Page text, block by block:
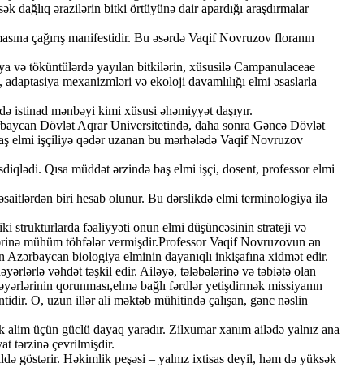
dağlıq ərazilərin bitki örtüyünə dair apardığı araşdırmalar
çağırış manifestidir. Bu əsərdə Vaqif Novruzov floranın
və töküntülərdə yayılan bitkilərin, xüsusilə Campanulaceae
mexanizmləri və ekoloji davamlılığı elmi əsaslarla
istinad mənbəyi kimi xüsusi əhəmiyyət daşıyır.
Dövlət Aqrar Universitetində, daha sonra Gəncə Dövlət
elmi işçiliyə qədər uzanan bu mərhələdə Vaqif Novruzov
Qısa müddət ərzində baş elmi işçi, dosent, professor elmi
biri hesab olunur. Bu dərslikdə elmi terminologiya ilə
strukturlarda fəaliyyəti onun elmi düşüncəsinin strateji və
mühüm töhfələr vermişdir.Professor Vaqif Novruzovun ən
biologiya elminin dayanıqlı inkişafına xidmət edir.
vəhdət təşkil edir. Ailəyə, tələbələrinə və təbiətə olan
qorunması,elmə bağlı fərdlər yetişdirmək missiyanın
O, uzun illər ali məktəb mühitində çalışan, gənc nəslin
üçün güclü dayaq yaradır. Zilxumar xanım ailədə yalnız ana
tərzinə çevrilmişdir.
göstərir. Həkimlik peşəsi – yalnız ixtisas deyil, həm də yüksək